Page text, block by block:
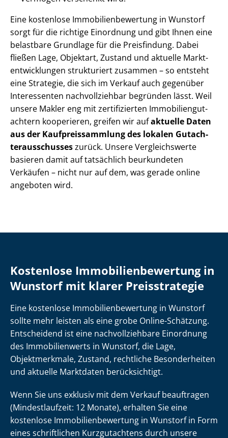
Eine kostenlose Im­mo­bi­li­en­be­wer­tung in Wunstorf
sorgt für die richtige Einordnung und gibt Ihnen eine
belastbare Grundlage für die Preisfindung. Dabei
fließen Lage, Objektart, Zustand und aktuelle Markt­
ent­wick­lun­gen strukturiert zusammen – so entsteht
eine Strategie, die sich im Verkauf auch gegenüber
Interessenten nachvollziehbar begründen lässt. Weil
unsere Makler eng mit zertifizierten Im­mo­bi­li­en­gut­
ach­tern kooperieren, greifen wir aufaktuelle Daten
aus der Kauf­preis­samm­lung des lokalen Gut­ach­
ter­aus­schus­seszurück. Unsere Vergleichswerte
basieren damit auf tatsächlich beurkundeten
Verkäufen – nicht nur auf dem, was gerade online
angeboten wird.
Kostenlose Im­mo­bi­li­en­be­wer­tung in
Wunstorf mit klarer Preisstrategie
Eine kostenlose Im­mo­bi­li­en­be­wer­tung in Wunstorf
sollte mehr leisten als eine grobe Online-Schätzung.
Entscheidend ist eine nach­voll­zieh­ba­re Einordnung
des Immobilienwerts in Wunstorf, die Lage,
Objektmerkmale, Zustand, rechtliche Besonderheiten
und aktuelle Marktdaten berücksichtigt.
Wenn Sie uns exklusiv mit dem Verkauf beauftragen
(Mindestlaufzeit: 12 Monate), erhalten Sie eine
kostenlose Im­mo­bi­li­en­be­wer­tung in Wunstorf in Form
eines schriftlichen Kurzgutachtens durch unsere